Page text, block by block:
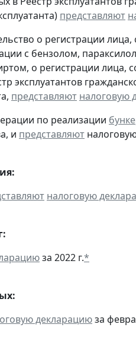
представляют
о регистрации
с бензолом,
о регистрации лица,
эксплуатантов
представляют налоговую
по реализации
и представляют
налоговую
за 2022 г.*
декларациюза